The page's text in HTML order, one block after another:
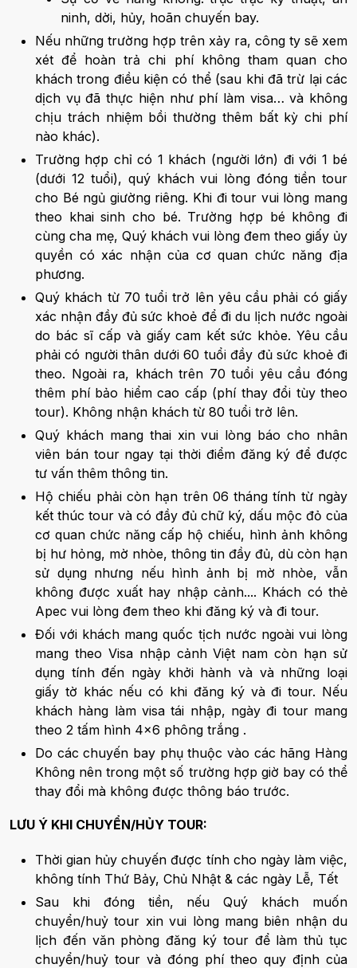
ninh, dời, hủy, hoãn chuyến bay.
Nếu những trường hợp trên xảy ra, công ty sẽ xem
xét để hoàn trả chi phí không tham quan cho
khách trong điều kiện có thể (sau khi đã trừ lại các
dịch vụ đã thực hiện như phí làm visa… và không
chịu trách nhiệm bồi thường thêm bất kỳ chi phí
nào khác).
Trường hợp chỉ có 1 khách (người lớn) đi với 1 bé
(dưới 12 tuổi), quý khách vui lòng đóng tiền tour
cho Bé ngủ giường riêng. Khi đi tour vui lòng mang
theo khai sinh cho bé. Trường hợp bé không đi
cùng cha mẹ, Quý khách vui lòng đem theo giấy ủy
quyền có xác nhận của cơ quan chức năng địa
phương.
Quý khách từ 70 tuổi trở lên yêu cầu phải có giấy
xác nhận đầy đủ sức khoẻ để đi du lịch nước ngoài
do bác sĩ cấp và giấy cam kết sức khỏe. Yêu cầu
phải có người thân dưới 60 tuổi đầy đủ sức khoẻ đi
theo. Ngoài ra, khách trên 70 tuổi yêu cầu đóng
thêm phí bảo hiểm cao cấp (phí thay đổi tùy theo
tour). Không nhận khách từ 80 tuổi trở lên.
Quý khách mang thai xin vui lòng báo cho nhân
viên bán tour ngay tại thời điểm đăng ký để được
tư vấn thêm thông tin.
Hộ chiếu phải còn hạn trên 06 tháng tính từ ngày
kết thúc tour và có đầy đủ chữ ký, dấu mộc đỏ của
cơ quan chức năng cấp hộ chiếu, hình ảnh không
bị hư hỏng, mờ nhòe, thông tin đầy đủ, dù còn hạn
sử dụng nhưng nếu hình ảnh bị mờ nhòe, vẫn
không được xuất hay nhập cảnh.... Khách có thẻ
Apec vui lòng đem theo khi đăng ký và đi tour.
Đối với khách mang quốc tịch nước ngoài vui lòng
mang theo Visa nhập cảnh Việt nam còn hạn sử
dụng tính đến ngày khởi hành và và những loại
giấy tờ khác nếu có khi đăng ký và đi tour. Nếu
khách hàng làm visa tái nhập, ngày đi tour mang
theo 2 tấm hình 4x6 phông trắng .
Do các chuyến bay phụ thuộc vào các hãng Hàng
Không nên trong một số trường hợp giờ bay có thể
thay đổi mà không được thông báo trước.
LƯU Ý KHI CHUYỂN/HỦY TOUR:
Thời gian hủy chuyến được tính cho ngày làm việc,
không tính Thứ Bảy, Chủ Nhật & các ngày Lễ, Tết
Sau khi đóng tiền, nếu Quý khách muốn
chuyển/huỷ tour xin vui lòng mang biên nhận du
lịch đến văn phòng đăng ký tour để làm thủ tục
chuyển/huỷ tour và đóng phí theo quy định của